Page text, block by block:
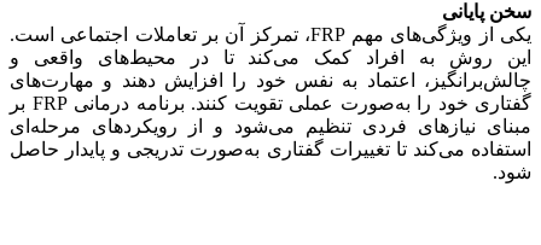
سخن پایانی
یکی از ویژگی‌های مهم FRP، تمرکز آن بر تعاملات اجتماعی است.
این روش به افراد کمک می‌کند تا در محیط‌های واقعی و
چالش‌برانگیز، اعتماد به نفس خود را افزایش دهند و مهارت‌های
گفتاری خود را به‌صورت عملی تقویت کنند. برنامه درمانی FRP بر
مبنای نیازهای فردی تنظیم می‌شود و از رویکردهای مرحله‌ای
استفاده می‌کند تا تغییرات گفتاری به‌صورت تدریجی و پایدار حاصل
شود.